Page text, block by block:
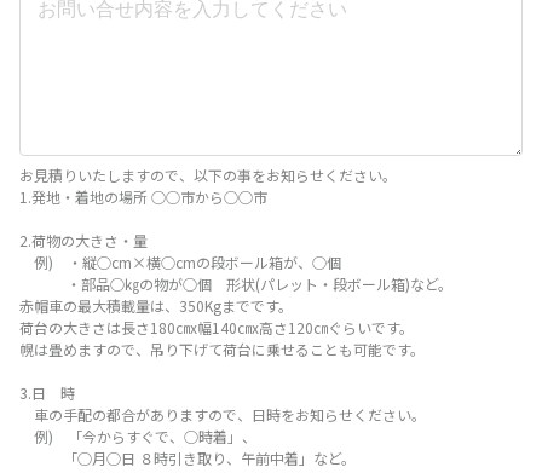
お見積りいたしますので、以下の事をお知らせください。
1.発地・着地の場所 ○○市から○○市
2.荷物の大きさ・量
例) ・縦○cm×横○cmの段ボール箱が、○個
・部品○㎏の物が○個 形状(パレット・段ボール箱)など。
赤帽車の最大積載量は、350Kgまでです。
荷台の大きさは長さ180㎝x幅140㎝x高さ120㎝ぐらいです。
幌は畳めますので、吊り下げて荷台に乗せることも可能です。
3.日 時
車の手配の都合がありますので、日時をお知らせください。
例) 「今からすぐで、○時着」、
「○月○日 ８時引き取り、午前中着」など。